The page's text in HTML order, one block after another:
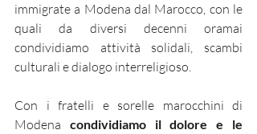
immigrate a Modena dal Marocco, con le
quali da diversi decenni oramai
condividiamo attività solidali, scambi
culturali e dialogo interreligioso.
Con i fratelli e sorelle marocchini di
Modena condividiamo il dolore e le